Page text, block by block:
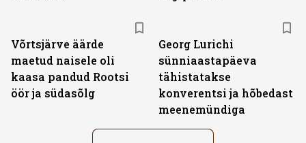
Võrtsjärve äärde
maetud naisele oli
kaasa pandud Rootsi
öör ja südasõlg
Georg Lurichi
sünniaastapäeva
tähistatakse
konverentsi ja hõbedast
meenemündiga